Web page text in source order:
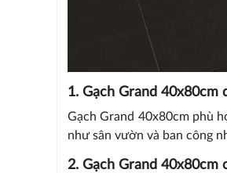
1. Gạch Grand 40x80cm
Gạch Grand 40x80cm phù
như sân vườn và ban công
2. Gạch Grand 40x80cm